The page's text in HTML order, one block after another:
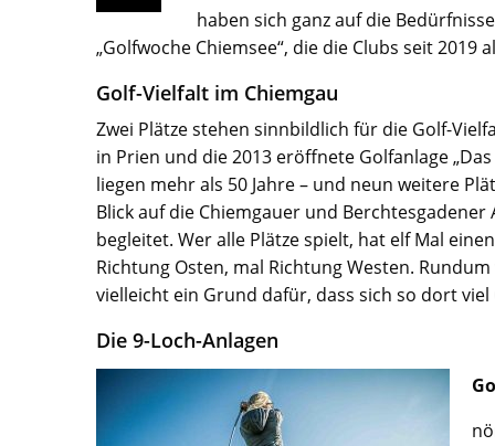
haben sich ganz auf die
„Golfwoche Chiemsee“, die die Clubs seit
Golf-Vielfalt im Chiemgau
Zwei Plätze stehen sinnbildlich für die Golf-
in Prien und die 2013 eröffnete Golfanlage
liegen mehr als 50 Jahre – und neun weitere
Blick auf die Chiemgauer und
begleitet. Wer alle Plätze spielt, hat elf Mal
Richtung Osten, mal Richtung Westen.
vielleicht ein Grund dafür, dass sich so dort
Die 9-Loch-Anlagen